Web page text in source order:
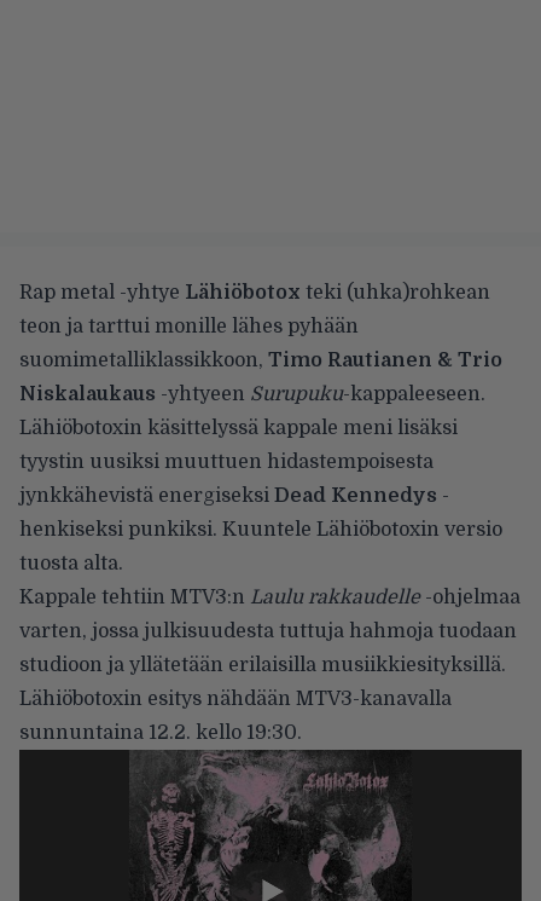
Rap metal -yhtye Lähiöbotox teki (uhka)rohkean
teon ja tarttui monille lähes pyhään
suomimetalliklassikkoon, Timo Rautianen & Trio
Niskalaukaus -yhtyeen Surupuku-kappaleeseen.
Lähiöbotoxin käsittelyssä kappale meni lisäksi
tyystin uusiksi muuttuen hidastempoisesta
jynkkähevistä energiseksi Dead Kennedys -
henkiseksi punkiksi. Kuuntele Lähiöbotoxin versio
tuosta alta.
Kappale tehtiin MTV3:n Laulu rakkaudelle-ohjelmaa
varten, jossa julkisuudesta tuttuja hahmoja tuodaan
studioon ja yllätetään erilaisilla musiikkiesityksillä.
Lähiöbotoxin esitys nähdään MTV3-kanavalla
sunnuntaina 12.2. kello 19:30.